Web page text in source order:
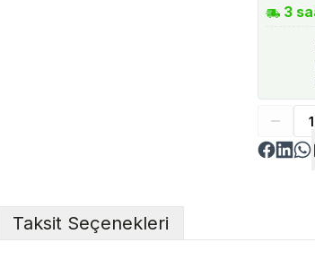
3
Taksit Seçenekleri